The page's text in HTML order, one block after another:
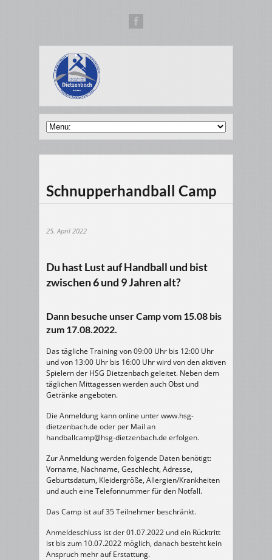
Schnupperhandball Camp
25. April 2022
Du hast Lust auf Handball und bist
zwischen 6 und 9 Jahren alt?
Dann besuche unser Camp vom 15.08 bis
zum 17.08.2022.
Das tägliche Training von 09:00 Uhr bis 12:00 Uhr
und von 13:00 Uhr bis 16:00 Uhr wird von den aktiven
Spielern der HSG Dietzenbach geleitet. Neben dem
täglichen Mittagessen werden auch Obst und
Getränke angeboten.
Die Anmeldung kann online unter www.hsg-
dietzenbach.de oder per Mail an
handballcamp@hsg-dietzenbach.de erfolgen.
Zur Anmeldung werden folgende Daten benötigt:
Vorname, Nachname, Geschlecht, Adresse,
Geburtsdatum, Kleidergröße, Allergien/Krankheiten
und auch eine Telefonnummer für den Notfall.
Das Camp ist auf 35 Teilnehmer beschränkt.
Anmeldeschluss ist der 01.07.2022 und ein Rücktritt
ist bis zum 10.07.2022 möglich, danach besteht kein
Anspruch mehr auf Erstattung.